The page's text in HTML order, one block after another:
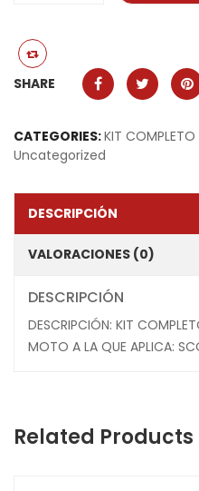
SHARE
CATEGORIES:KIT COMPLETO
Uncategorized
DESCRIPCIÓN
VALORACIONES (0)
DESCRIPCIÓN
DESCRIPCIÓN: KIT
MOTO A LA QUE APLICA:
Related Products